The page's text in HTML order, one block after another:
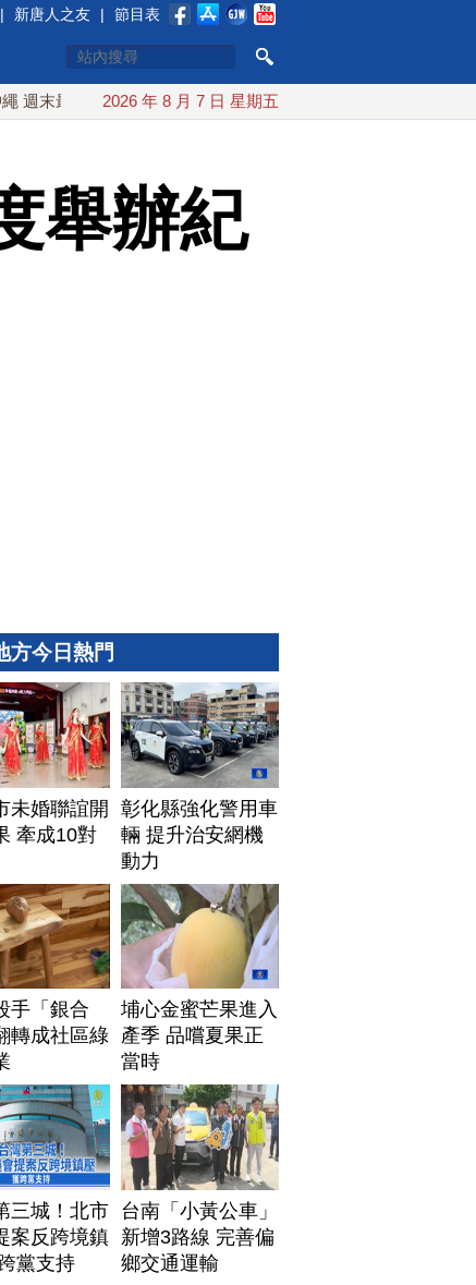
| 新唐人之友 | 節目表
台灣 10日登陸浙江 川普預透露美伊談判進展 美彈藥充足
2026 年 8 月 7 日 星期五
舉辦紀
方今日熱門
未婚聯誼開
牽成10對
彰化縣強化警用車
輛 提升治安網機
動力
手「銀合
轉成社區綠
埔心金蜜芒果進入
產季 品嚐夏果正
當時
三城！北市
案反跨境鎮
黨支持
台南「小黃公車」
新增3路線 完善偏
鄉交通運輸